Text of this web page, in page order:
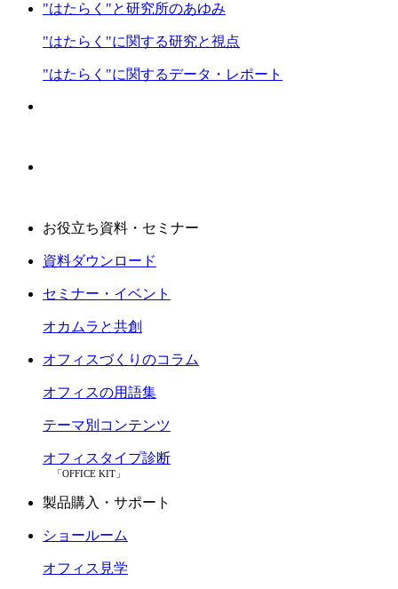
"はたらく"と研究所のあゆみ
"はたらく"に関する研究と視点
"はたらく"に関するデータ・レポート
お役立ち資料・セミナー
資料ダウンロード
セミナー・イベント
オカムラと共創
オフィスづくりのコラム
オフィスの用語集
テーマ別コンテンツ
オフィスタイプ診断
「OFFICE KIT」
製品購入・サポート
ショールーム
オフィス見学